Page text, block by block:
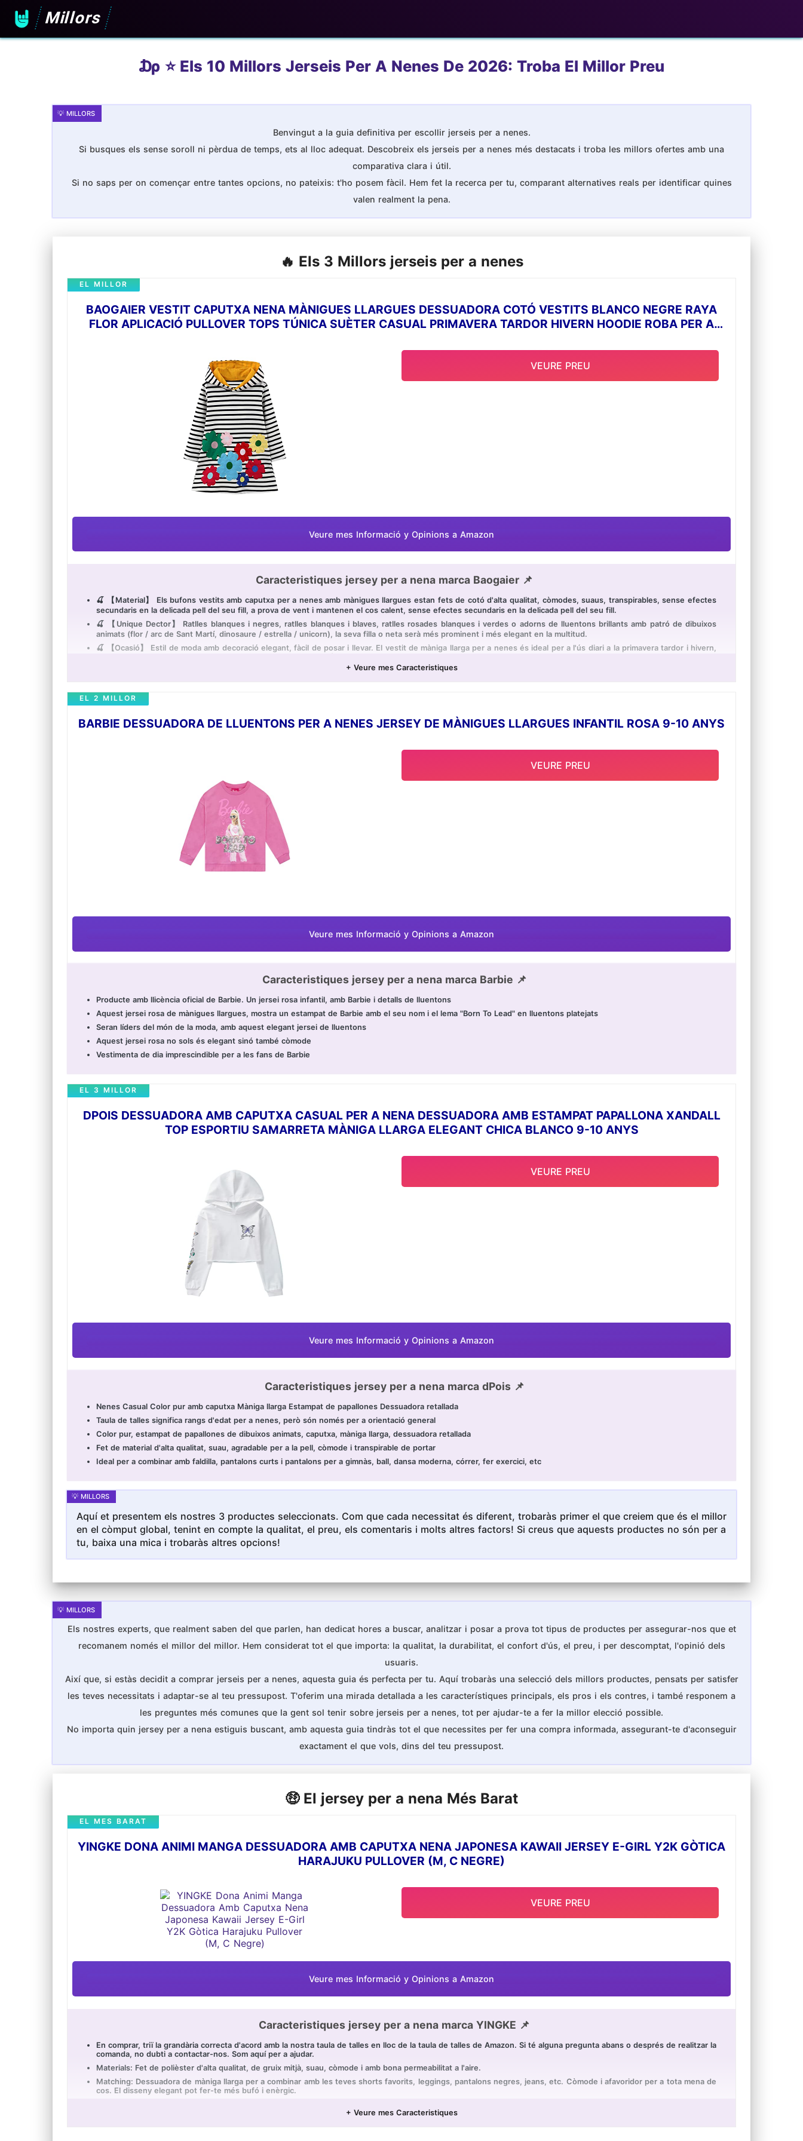
Millors
₯ ⭐️ Els 10 Millors Jerseis Per A Nenes De 2026: Troba El Millor Preu
Benvingut a la guia definitiva per escollir jerseis per a nenes.
Si busques els sense soroll ni pèrdua de temps, ets al lloc adequat. Descobreix els jerseis per a nenes més destacats i troba les millors ofertes amb una
comparativa clara i útil.
Si no saps per on començar entre tantes opcions, no pateixis: t'ho posem fàcil. Hem fet la recerca per tu, comparant alternatives reals per identificar quines
valen realment la pena.
🔥 Els 3 Millors jerseis per a nenes
BAOGAIER VESTIT CAPUTXA NENA MÀNIGUES LLARGUES DESSUADORA COTÓ VESTITS BLANCO NEGRE RAYA
FLOR APLICACIÓ PULLOVER TOPS TÚNICA SUÈTER CASUAL PRIMAVERA TARDOR HIVERN HOODIE ROBA PER A
EL MILLOR
Veure mes Informació y Opinions a Amazon
Caracteristiques jersey per a nena marca Baogaier 📌
🍒 【Material】 Els bufons vestits amb caputxa per a nenes amb mànigues llargues estan fets de cotó d'alta qualitat, còmodes, suaus, transpirables, sense efectes
secundaris en la delicada pell del seu fill, a prova de vent i mantenen el cos calent, sense efectes secundaris en la delicada pell del seu fill.
🍒 【Unique Dector】 Ratlles blanques i negres, ratlles blanques i blaves, ratlles rosades blanques i verdes o adorns de lluentons brillants amb patró de dibuixos
animats (flor / arc de Sant Martí, dinosaure / estrella / unicorn), la seva filla o neta serà més prominent i més elegant en la multitud.
🍒 【Ocasió】 Estil de moda amb decoració elegant, fàcil de posar i llevar. El vestit de màniga llarga per a nenes és ideal per a l'ús diari a la primavera tardor i hivern,
🍒 【Consells de rentada】 Rentar a mà o rentar a màquina amb suavitat. La temperatura màxima de rentada és de 30 ℃. No usa blanquejador. No rentar en sec.
🍒 【Suggeriment de grandària】 Consulti la taula de grandàries a l'esquerra o la descripció de la grandària en la descripció detallada abans de comprar.
VEURE PREU
+ Veure mes Caracteristiques
BARBIE DESSUADORA DE LLUENTONS PER A NENES JERSEY DE MÀNIGUES LLARGUES INFANTIL ROSA 9-10 ANYS
EL 2 MILLOR
Veure mes Informació y Opinions a Amazon
Caracteristiques jersey per a nena marca Barbie 📌
Producte amb llicència oficial de Barbie. Un jersei rosa infantil, amb Barbie i detalls de lluentons
Aquest jersei rosa de mànigues llargues, mostra un estampat de Barbie amb el seu nom i el lema "Born To Lead" en lluentons platejats
Seran líders del món de la moda, amb aquest elegant jersei de lluentons
Aquest jersei rosa no sols és elegant sinó també còmode
Vestimenta de dia imprescindible per a les fans de Barbie
VEURE PREU
DPOIS DESSUADORA AMB CAPUTXA CASUAL PER A NENA DESSUADORA AMB ESTAMPAT PAPALLONA XANDALL
TOP ESPORTIU SAMARRETA MÀNIGA LLARGA ELEGANT CHICA BLANCO 9-10 ANYS
EL 3 MILLOR
Veure mes Informació y Opinions a Amazon
Caracteristiques jersey per a nena marca dPois 📌
Nenes Casual Color pur amb caputxa Màniga llarga Estampat de papallones Dessuadora retallada
Taula de talles significa rangs d'edat per a nenes, però són només per a orientació general
Color pur, estampat de papallones de dibuixos animats, caputxa, màniga llarga, dessuadora retallada
Fet de material d'alta qualitat, suau, agradable per a la pell, còmode i transpirable de portar
Ideal per a combinar amb faldilla, pantalons curts i pantalons per a gimnàs, ball, dansa moderna, córrer, fer exercici, etc
VEURE PREU
Aquí et presentem els nostres 3 productes seleccionats. Com que cada necessitat és diferent, trobaràs primer el que creiem que és el millor
en el còmput global, tenint en compte la qualitat, el preu, els comentaris i molts altres factors! Si creus que aquests productes no són per a
tu, baixa una mica i trobaràs altres opcions!
Els nostres experts, que realment saben del que parlen, han dedicat hores a buscar, analitzar i posar a prova tot tipus de productes per assegurar-nos que et
recomanem només el millor del millor. Hem considerat tot el que importa: la qualitat, la durabilitat, el confort d'ús, el preu, i per descomptat, l'opinió dels
usuaris.
Així que, si estàs decidit a comprar jerseis per a nenes, aquesta guia és perfecta per tu. Aquí trobaràs una selecció dels millors productes, pensats per satisfer
les teves necessitats i adaptar-se al teu pressupost. T'oferim una mirada detallada a les característiques principals, els pros i els contres, i també responem a
les preguntes més comunes que la gent sol tenir sobre jerseis per a nenes, tot per ajudar-te a fer la millor elecció possible.
No importa quin jersey per a nena estiguis buscant, amb aquesta guia tindràs tot el que necessites per fer una compra informada, assegurant-te d'aconseguir
exactament el que vols, dins del teu pressupost.
🤑 El jersey per a nena Més Barat
YINGKE DONA ANIMI MANGA DESSUADORA AMB CAPUTXA NENA JAPONESA KAWAII JERSEY E-GIRL Y2K GÒTICA
HARAJUKU PULLOVER (M, C NEGRE)
EL MES BARAT
Veure mes Informació y Opinions a Amazon
Caracteristiques jersey per a nena marca YINGKE 📌
En comprar, triï la grandària correcta d'acord amb la nostra taula de talles en lloc de la taula de talles de Amazon. Si té alguna pregunta abans o després de realitzar la
comanda, no dubti a contactar-nos. Som aquí per a ajudar.
Materials: Fet de polièster d'alta qualitat, de gruix mitjà, suau, còmode i amb bona permeabilitat a l'aire.
Matching: Dessuadora de màniga llarga per a combinar amb les teves shorts favorits, leggings, pantalons negres, jeans, etc. Còmode i afavoridor per a tota mena de
cos. El disseny elegant pot fer-te més bufó i enèrgic.
VEURE PREU
+ Veure mes Caracteristiques